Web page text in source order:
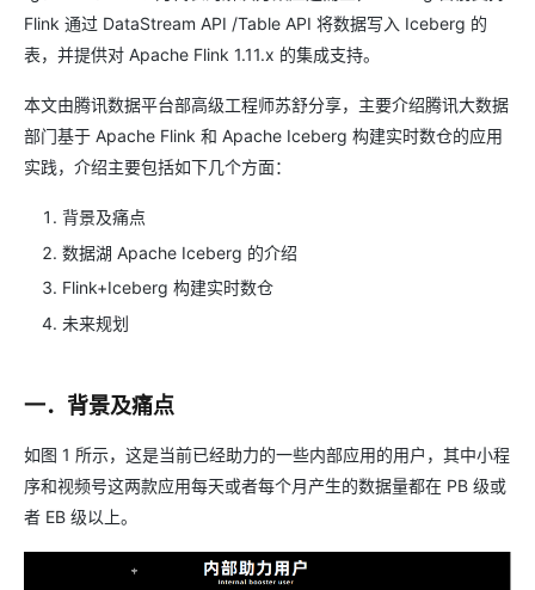
Flink 通过 DataStream API /Table API 将数据写入 Iceberg 的
表，并提供对 Apache Flink 1.11.x 的集成支持。
本文由腾讯数据平台部高级工程师苏舒分享，主要介绍腾讯大数据
部门基于 Apache Flink 和 Apache Iceberg 构建实时数仓的应用
实践，介绍主要包括如下几个方面：
背景及痛点
数据湖 Apache Iceberg 的介绍
Flink+Iceberg 构建实时数仓
未来规划
一．背景及痛点
如图 1 所示，这是当前已经助力的一些内部应用的用户，其中小程
序和视频号这两款应用每天或者每个月产生的数据量都在 PB 级或
者 EB 级以上。